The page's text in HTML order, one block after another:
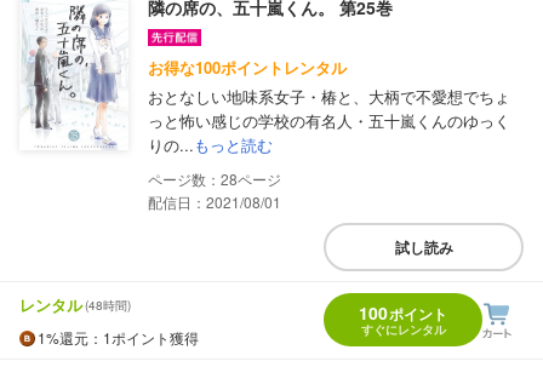
隣の席の、五十嵐くん。 第25巻
お得な100ポイントレンタル
おとなしい地味系女子・椿と、大柄で不愛想でちょ
っと怖い感じの学校の有名人・五十嵐くんのゆっく
りの...もっと読む
28
配信日：2021/08/01
試し読み
レンタル(48時間)
1%還元 ：1ポイント獲得
100ポイント
すぐにレンタル